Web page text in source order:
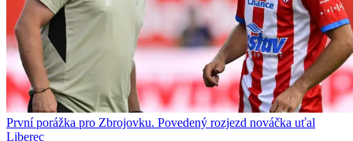
První porážka pro Zbrojovku. Povedený rozjezd nováčka uťal
Liberec